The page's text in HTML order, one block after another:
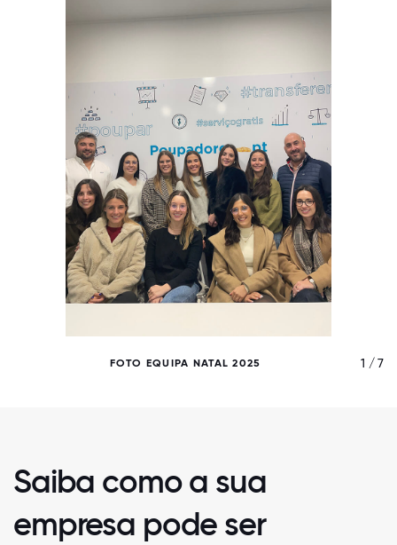
FOTO EQUIPA NATAL 2025 1 / 7
Saiba como a sua
empresa pode ser